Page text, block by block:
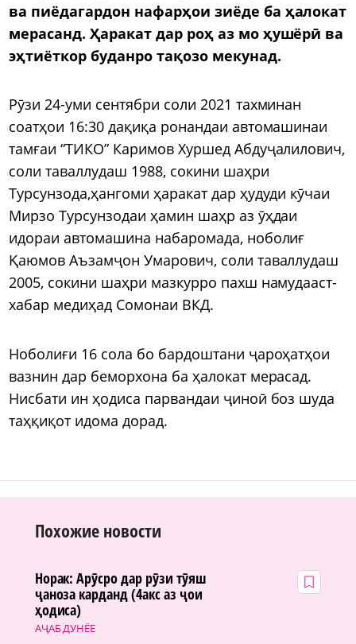
ва пиёдагардон нафарҳои зиёде ба ҳалокат
мерасанд. Ҳаракат дар роҳ аз мо ҳушёрӣ ва
эҳтиёткор буданро тақозо мекунад.
Рӯзи 24-уми сентябри соли 2021 тахминан
соатҳои 16:30 дақиқа ронандаи автомашинаи
тамғаи “ТИКО” Каримов Хуршед Абдуҷалилович,
соли таваллудаш 1988, сокини шаҳри
Турсунзода,ҳангоми ҳаракат дар ҳудуди кӯчаи
Мирзо Турсунзодаи ҳамин шаҳр аз ӯҳдаи
идораи автомашина набаромада, ноболиғ
Қаюмов Аъзамҷон Умарович, соли таваллудаш
2005, сокини шаҳри мазкурро пахш намудааст-
хабар медиҳад Сомонаи ВКД.
Ноболиғи 16 сола бо бардоштани ҷароҳатҳои
вазнин дар беморхона ба ҳалокат мерасад.
Нисбати ин ҳодиса парвандаи ҷиноӣ боз шуда
таҳқиқот идома дорад.
Похожие новости
АҶАБ ДУНЁЕ
Норак: Арӯсро дар рӯзи тӯяш
ҷаноза карданд (4акс аз ҷои
ҳодиса)